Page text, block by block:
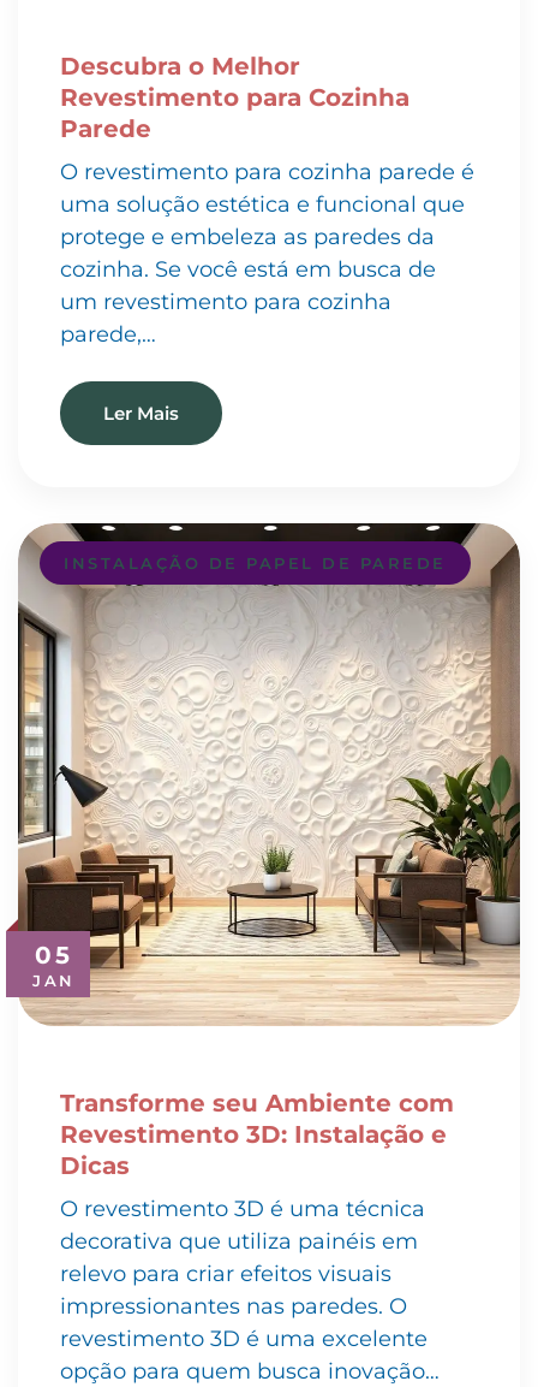
Descubra o Melhor
Revestimento para Cozinha
Parede
O revestimento para cozinha parede é
uma solução estética e funcional que
protege e embeleza as paredes da
cozinha. Se você está em busca de
um revestimento para cozinha
parede,…
Ler Mais
05
JAN
INSTALAÇÃO DE PAPEL DE PAREDE
Transforme seu Ambiente com
Revestimento 3D: Instalação e
Dicas
O revestimento 3D é uma técnica
decorativa que utiliza painéis em
relevo para criar efeitos visuais
impressionantes nas paredes. O
revestimento 3D é uma excelente
opção para quem busca inovação…